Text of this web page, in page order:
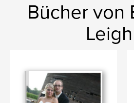
Bücher von
Leigh